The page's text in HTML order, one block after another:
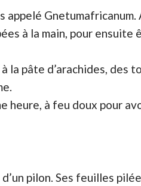
Gnetumafricanum.
à la main, pour ensuite
la pâte d’arachides, des
heure, à feu doux pour
pilon. Ses feuilles